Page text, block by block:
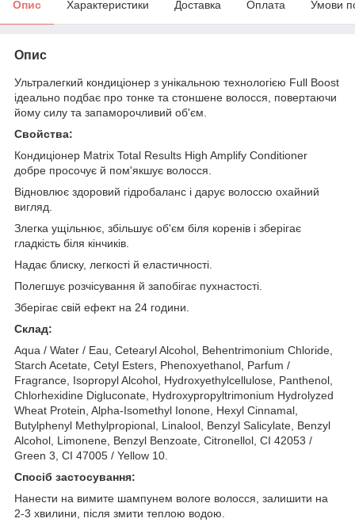
Опис Характеристики Доставка Оплата Умови
Опис
Ультралегкий кондиціонер з унікальною технологією Full Boost
ідеально подбає про тонке та стоншене волосся, повертаючи
йому силу та запаморочливий об'єм.
Свойства:
Кондиціонер Matrix Total Results High Amplify Conditioner
добре просочує й пом'якшує волосся.
Відновлює здоровий гідробаланс і дарує волоссю охайний
вигляд.
Злегка ущільнює, збільшує об'єм біля коренів і зберігає
гладкість біля кінчиків.
Надає блиску, легкості й еластичності.
Полегшує розчісування й запобігає пухнастості.
Зберігає свій ефект на 24 години.
Склад:
Aqua / Water / Eau, Cetearyl Alcohol, Behentrimonium Chloride,
Starch Acetate, Cetyl Esters, Phenoxyethanol, Parfum /
Fragrance, Isopropyl Alcohol, Hydroxyethylcellulose, Panthenol,
Chlorhexidine Digluconate, Hydroxypropyltrimonium Hydrolyzed
Wheat Protein, Alpha-Isomethyl Ionone, Hexyl Cinnamal,
Butylphenyl Methylpropional, Linalool, Benzyl Salicylate, Benzyl
Alcohol, Limonene, Benzyl Benzoate, Citronellol, CI 42053 /
Green 3, CI 47005 / Yellow 10.
Спосіб застосування:
Нанести на вимите шампунем вологе волосся, залишити на
2-3 хвилини, після змити теплою водою.